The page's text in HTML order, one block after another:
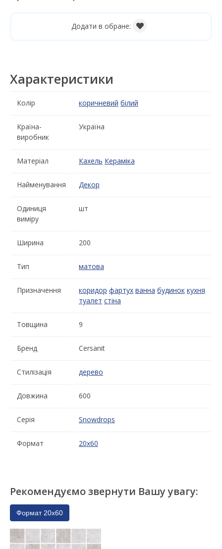
Додати в обране:
Характеристики
Колір коричневий білий
Країна-
виробник
Україна
Матеріал Кахель Кераміка
Найменування Декор
Одиниця
виміру
шт
Ширина 200
Тип матова
Призначення коридор фартух ванна будинок кухня
туалет стіна
Товщина 9
Бренд Cersanit
Стилізація дерево
Довжина 600
Серія Snowdrops
Формат 20x60
Рекомендуємо звернути Вашу увагу:
Формат 20x60